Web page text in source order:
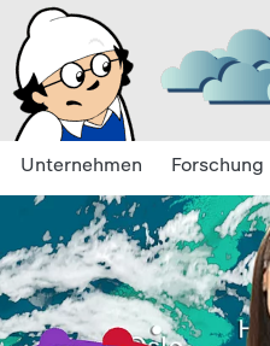
Unternehmen Forschung